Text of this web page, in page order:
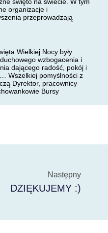
organizacje i
przeprowadzają
Wielkiej Nocy były
wzbogacenia i
dającego radość, pokój i
Wszelkiej pomyślności z
Dyrektor, pracownicy
Bursy
Następny
DZIĘKUJEMY :)